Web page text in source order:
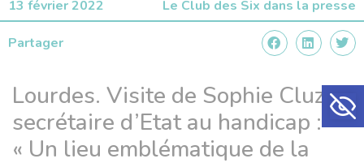
Ouvrir
13 février 2022 Le Club des Six dans la presse
Partager
Lourdes. Visite de Sophie Cluzel,
secrétaire d’Etat au handicap :
« Un lieu emblématique de la